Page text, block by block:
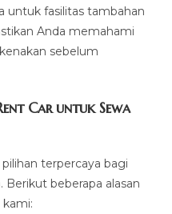
untuk fasilitas tambahan
Anda memahami
sebelum
Car untuk Sewa
terpercaya bagi
Berikut beberapa alasan